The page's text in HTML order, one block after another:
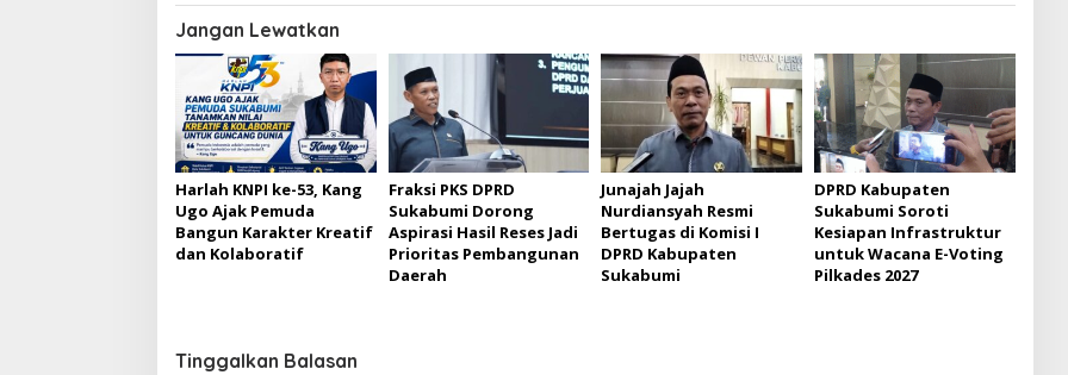
i
g
a
s
i
p
o
s
Jangan Lewatkan
Harlah KNPI ke-53, Kang
Ugo Ajak Pemuda
Bangun Karakter Kreatif
dan Kolaboratif
Fraksi PKS DPRD
Sukabumi Dorong
Aspirasi Hasil Reses Jadi
Prioritas Pembangunan
Daerah
Junajah Jajah
Nurdiansyah Resmi
Bertugas di Komisi I
DPRD Kabupaten
Sukabumi
DPRD Kabupaten
Sukabumi Soroti
Kesiapan Infrastruktur
untuk Wacana E-Voting
Pilkades 2027
Tinggalkan Balasan